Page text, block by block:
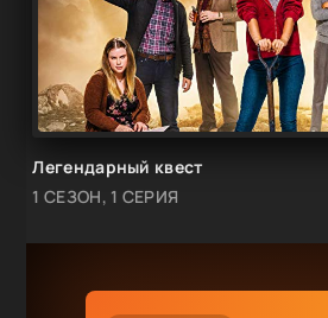
Легендарный квест
1 СЕЗОН, 1 СЕРИЯ